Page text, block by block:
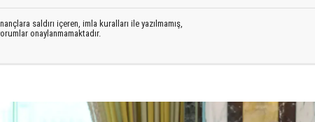
saldırı içeren, imla kuralları ile yazılmamış,
onaylanmamaktadır.